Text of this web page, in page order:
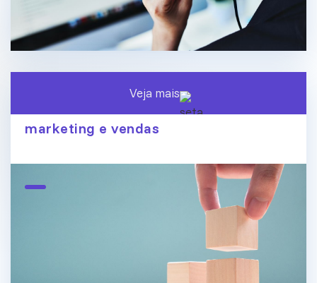
O fim dos silos de dados: conecte
marketing e vendas
Veja mais